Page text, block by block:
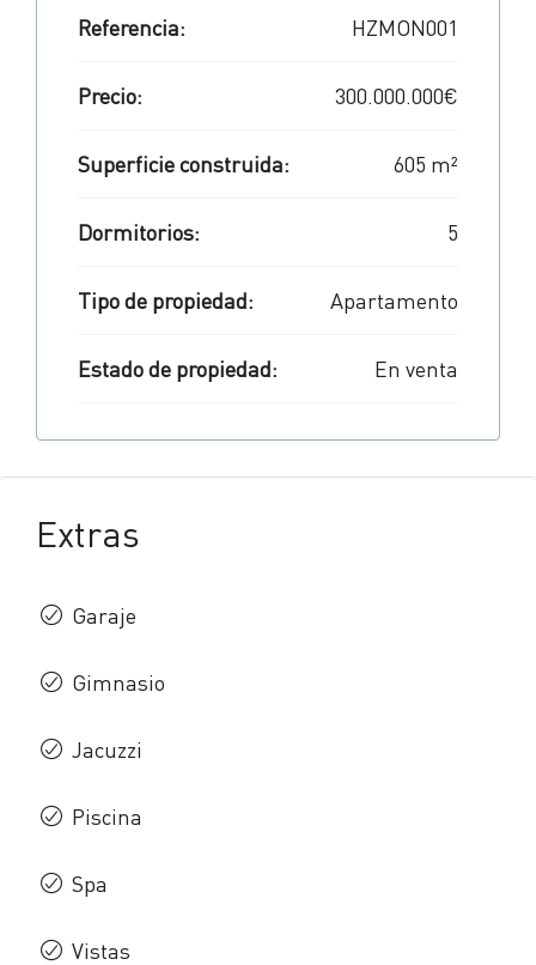
Referencia: HZMON001
Precio: 300.000.000€
Superficie construida: 605 m²
Dormitorios: 5
Tipo de propiedad: Apartamento
Estado de propiedad: En venta
Extras
Garaje
Gimnasio
Jacuzzi
Piscina
Spa
Vistas